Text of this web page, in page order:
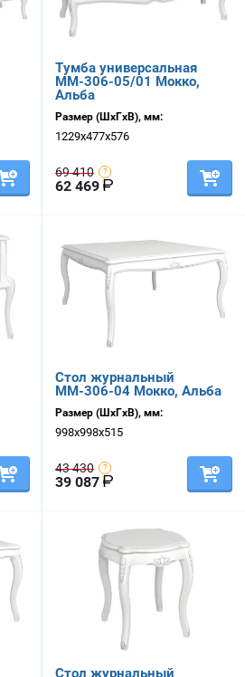
Тумба универсальная
ММ-306-05/01 Мокко,
Альба
Размер (ШхГхВ), мм:
1229х477х576
69 410
62 469
Стол журнальный
ММ-306-04 Мокко, Альба
Размер (ШхГхВ), мм:
998х998х515
43 430
39 087